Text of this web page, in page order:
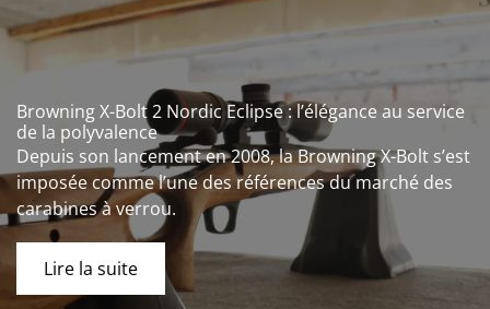
Browning X-Bolt 2 Nordic Eclipse : l’élégance au service
de la polyvalence
Depuis son lancement en 2008, la Browning X-Bolt s’est
imposée comme l’une des références du marché des
carabines à verrou.
Lire la suite